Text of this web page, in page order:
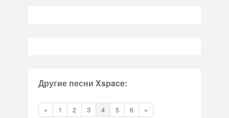
Другие песни Xspace:
« 1 2 3 4 5 6 »